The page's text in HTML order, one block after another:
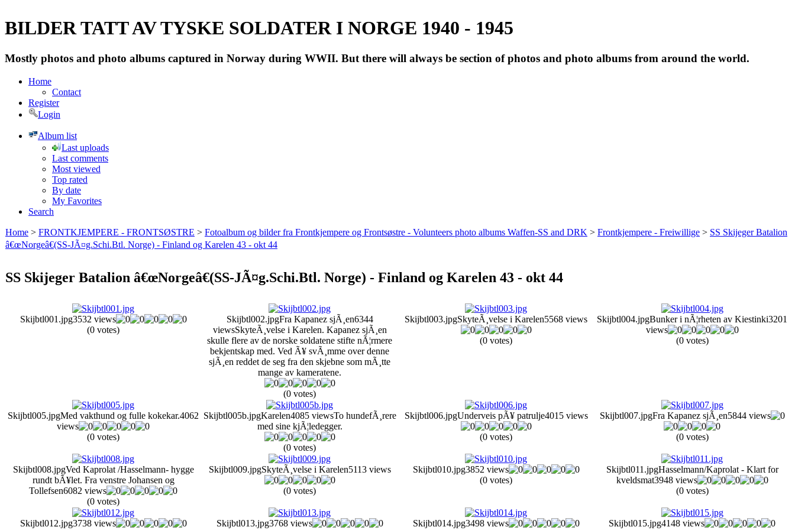
BILDER TATT AV TYSKE SOLDATER I NORGE 1940 - 1945
Mostly photos and photo albums captured in Norway during WWII. But there will always be section of photos and photo albums from around the world.
Home
Contact
Register
Login
Album list
Last uploads
Last comments
Most viewed
Top rated
By date
My Favorites
Search
Home > FRONTKJEMPERE - FRONTSØSTRE > Fotoalbum og bilder fra Frontkjempere og Frontsøstre - Volunteers photo albums Waffen-SS and DRK > Frontkjempere - Freiwillige > SS Skijeger Batalion
â€œNorgeâ€(SS-JÃ¤g.Schi.Btl. Norge) - Finland og Karelen 43 - okt 44
SS Skijeger Batalion â€œNorgeâ€(SS-JÃ¤g.Schi.Btl. Norge) - Finland og Karelen 43 - okt 44
Skijbtl001.jpg3532 views
(0 votes)
Skijbtl002.jpgFra Kapanez sjÃ¸en6344
viewsSkyteÃ¸velse i Karelen. Kapanez sjÃ¸en
skulle flere av de norske soldatene stifte nÃ¦rmere
bekjentskap med. Ved Ã¥ svÃ¸mme over denne
sjÃ¸en reddet de seg fra den skjebne som mÃ¸tte
mange av kameratene.
(0 votes)
Skijbtl003.jpgSkyteÃ¸velse i Karelen5568 views
(0 votes)
Skijbtl004.jpgBunker i nÃ¦rheten av Kiestinki3201
views
(0 votes)
Skijbtl005.jpgMed vakthund og fulle kokekar.4062
views
(0 votes)
Skijbtl005b.jpgKarelen4085 viewsTo hundefÃ¸rere
med sine kjÃ¦ledegger.
(0 votes)
Skijbtl006.jpgUnderveis pÃ¥ patrulje4015 views
(0 votes)
Skijbtl007.jpgFra Kapanez sjÃ¸en5844 views
(0 votes)
Skijbtl008.jpgVed Kaprolat /Hasselmann- hygge
rundt bÃ¥let. Fra venstre Johansen og
Tollefsen6082 views
(0 votes)
Skijbtl009.jpgSkyteÃ¸velse i Karelen5113 views
(0 votes)
Skijbtl010.jpg3852 views
(0 votes)
Skijbtl011.jpgHasselmann/Kaprolat - Klart for
kveldsmat3948 views
(0 votes)
Skijbtl012.jpg3738 views
Skijbtl013.jpg3768 views
Skijbtl014.jpg3498 views
Skijbtl015.jpg4148 views